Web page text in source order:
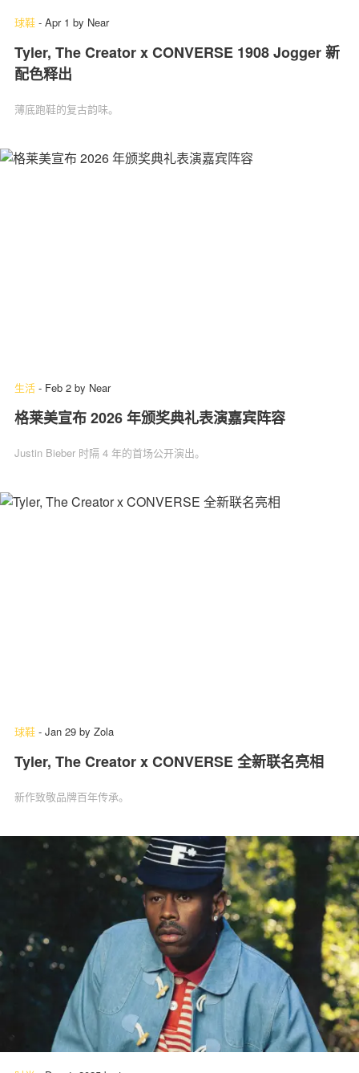
球鞋 - Apr 1 by Near
Tyler, The Creator x CONVERSE 1908 Jogger 新
配色释出
薄底跑鞋的复古韵味。
生活 - Feb 2 by Near
格莱美宣布 2026 年颁奖典礼表演嘉宾阵容
Justin Bieber 时隔 4 年的首场公开演出。
球鞋 - Jan 29 by Zola
Tyler, The Creator x CONVERSE 全新联名亮相
新作致敬品牌百年传承。